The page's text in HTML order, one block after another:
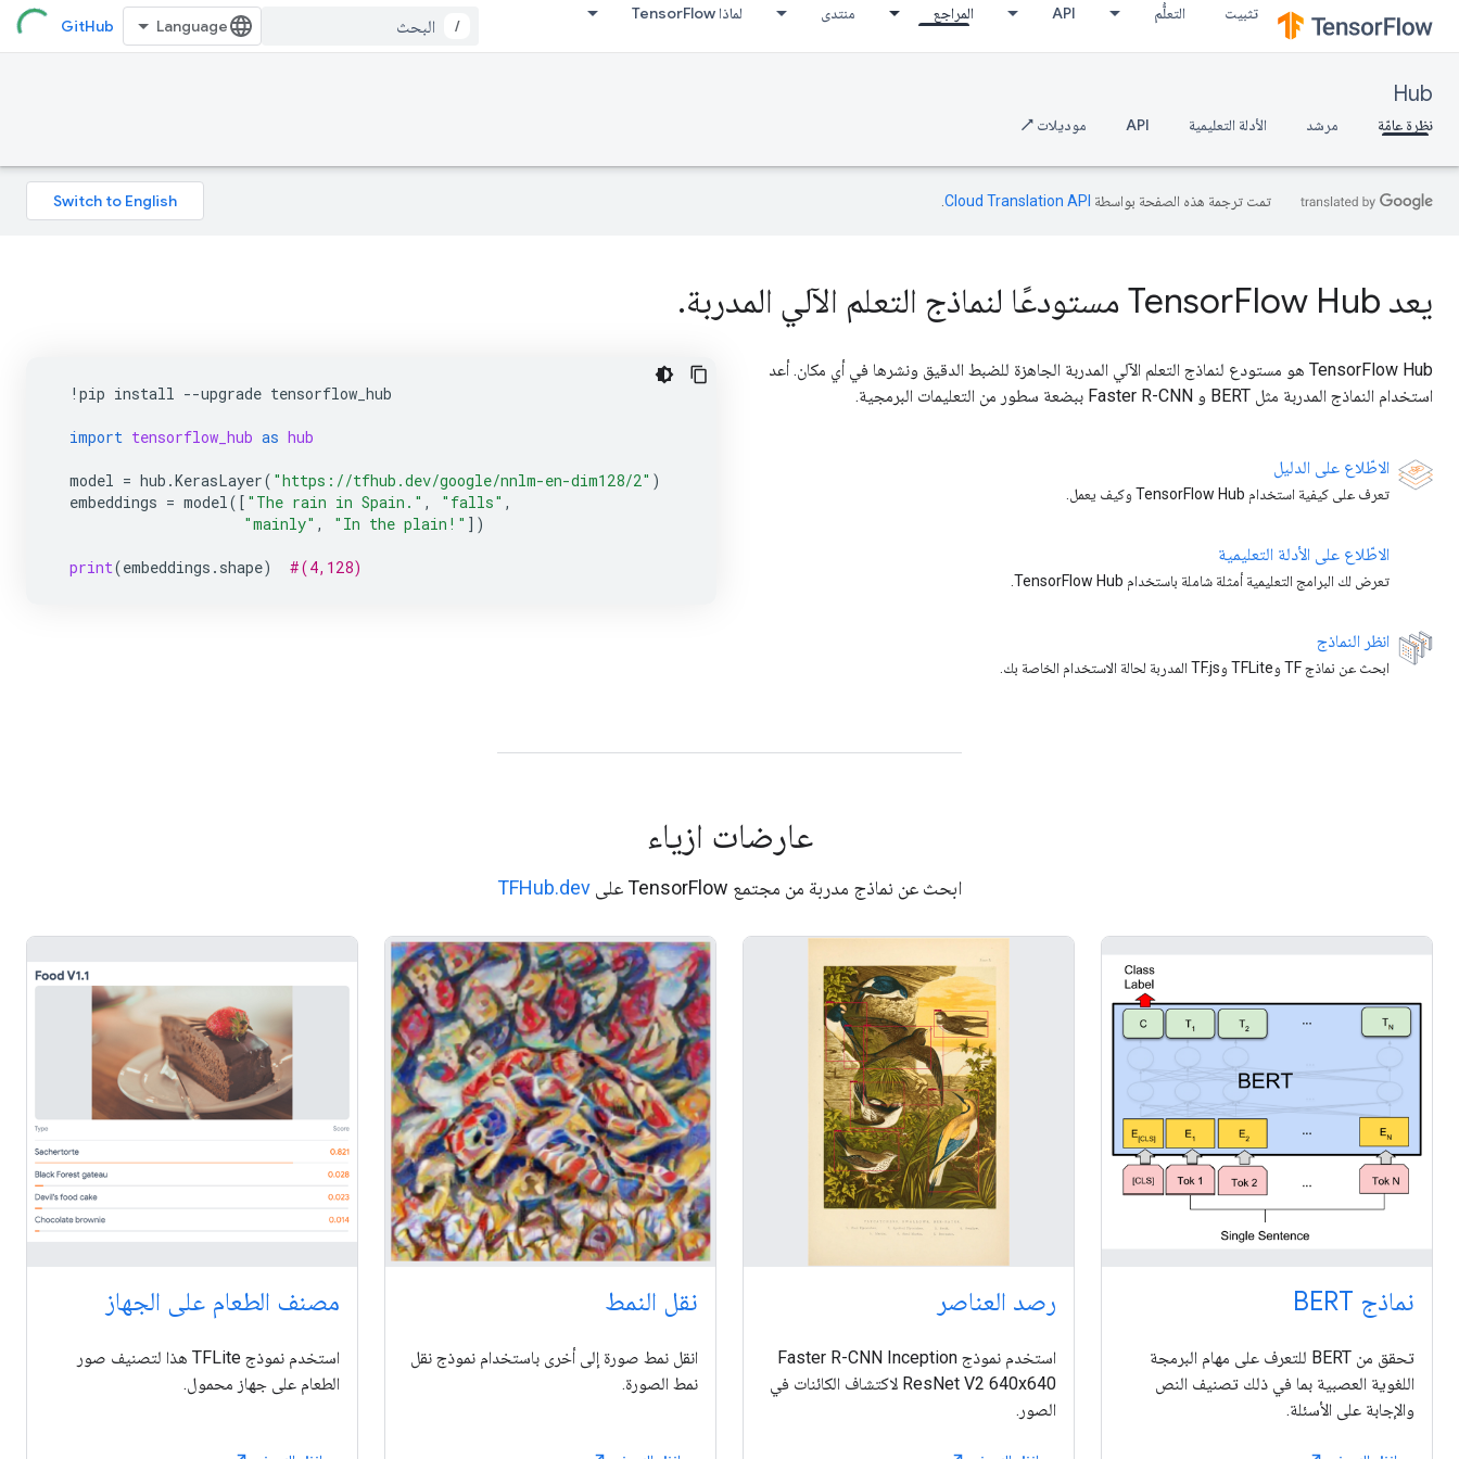
تثبيت التعلُّم API المراجع منتدى لماذا TensorFlow
/
GitHub
Hub
نظرة عامّة مرشد الأدلة التعليمية API موديلات ↗
تمت ترجمة هذه الصفحة بواسطة Cloud Translation API‏
يعد TensorFlow Hub مستودعًا لنماذج التعلم الآلي المدربة.
! pip install --upgrade tensorflow_hub
import tensorflow_hub as hub
model = hub .KerasLayer( "https://tfhub.dev/google/nnlm-en-dim128/2" )
embeddings = model([ "The rain in Spain." , "falls" ,
"mainly" , "In the plain!" ])
print(embeddings . shape) #(4,128)
TensorFlow Hub هو مستودع لنماذج التعلم الآلي المدربة الجاهزة للضبط الدقيق ونشرها في أي مكان. أعد
استخدام النماذج المدربة مثل BERT و Faster R-CNN ببضعة سطور من التعليمات البرمجية.
الاطّلاع على الدليل
تعرف على كيفية استخدام TensorFlow Hub وكيف يعمل.
الاطّلاع على الأدلة التعليمية
تعرض لك البرامج التعليمية أمثلة شاملة باستخدام TensorFlow Hub.
انظر النماذج
ابحث عن نماذج TF وTFLite وTF.js المدربة لحالة الاستخدام الخاصة بك.
عارضات ازياء
ابحث عن نماذج مدربة من مجتمع TensorFlow على TFHub.dev
نماذج BERT
تحقق من BERT للتعرف على مهام البرمجة
اللغوية العصبية بما في ذلك تصنيف النص
والإجابة على الأسئلة.
رصد العناصر
استخدم نموذج Faster R-CNN Inception
ResNet V2 640x640 لاكتشاف الكائنات في
الصور.
نقل النمط
انقل نمط صورة إلى أخرى باستخدام نموذج نقل
نمط الصورة.
مصنف الطعام على الجهاز
استخدم نموذج TFLite هذا لتصنيف صور
الطعام على جهاز محمول.